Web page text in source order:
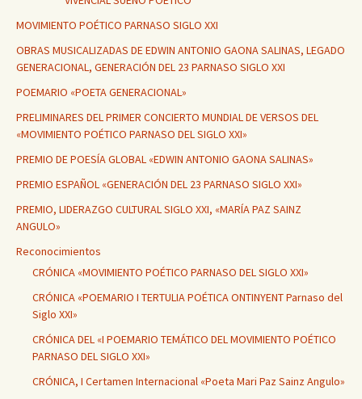
MOVIMIENTO POÉTICO PARNASO SIGLO XXI
OBRAS MUSICALIZADAS DE EDWIN ANTONIO GAONA SALINAS, LEGADO
GENERACIONAL, GENERACIÓN DEL 23 PARNASO SIGLO XXI
POEMARIO «POETA GENERACIONAL»
PRELIMINARES DEL PRIMER CONCIERTO MUNDIAL DE VERSOS DEL
«MOVIMIENTO POÉTICO PARNASO DEL SIGLO XXI»
PREMIO DE POESÍA GLOBAL «EDWIN ANTONIO GAONA SALINAS»
PREMIO ESPAÑOL «GENERACIÓN DEL 23 PARNASO SIGLO XXI»
PREMIO, LIDERAZGO CULTURAL SIGLO XXI, «MARÍA PAZ SAINZ
ANGULO»
Reconocimientos
CRÓNICA «MOVIMIENTO POÉTICO PARNASO DEL SIGLO XXI»
CRÓNICA «POEMARIO I TERTULIA POÉTICA ONTINYENT Parnaso del
Siglo XXI»
CRÓNICA DEL «I POEMARIO TEMÁTICO DEL MOVIMIENTO POÉTICO
PARNASO DEL SIGLO XXI»
CRÓNICA, I Certamen Internacional «Poeta Mari Paz Sainz Angulo»